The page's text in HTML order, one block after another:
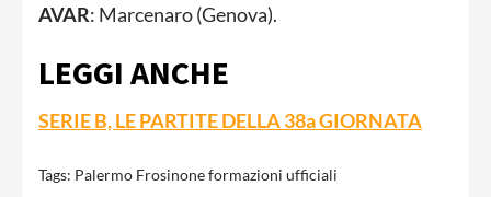
AVAR: Marcenaro (Genova).
LEGGI ANCHE
SERIE B, LE PARTITE DELLA 38a GIORNATA
Tags: Palermo Frosinone formazioni ufficiali